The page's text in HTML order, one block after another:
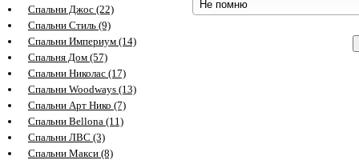
Спальни Джос (22)
Спальни Стиль (9)
Спальни Империум (14)
Спальня Дом (57)
Спальни Николас (17)
Спальни Woodways (13)
Спальни Арт Нико (7)
Спальни Bellona (11)
Спальни ЛВС (3)
Спальни Макси (8)